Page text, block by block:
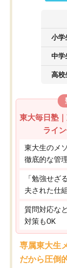
小学
中学
高校
東大毎日塾
ライ
東大生のメ
徹底的な管
「勉強せざ
夫された仕
質問対応な
対策もOK
専属東大生
だから圧倒